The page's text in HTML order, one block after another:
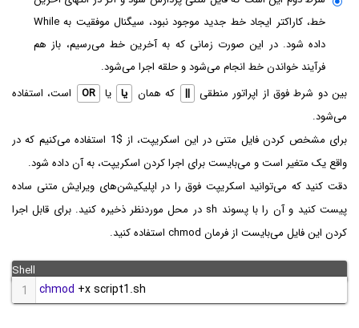
خط، کاراکتر ایجاد خط جدید موجود نبود، سیگنال موفقیت به While
داده شود. در این صورت زمانی که به آخرین خط می‌رسیم، باز هم
فرآیند خواندن خط انجام می‌شود و حلقه اجرا می‌شود.
بین دو شرط فوق از اپراتور منطقی || که همان یا یا OR
است، استفاده
می‌شود.
برای مشخص کردن فایل متنی در این اسکریپت، از $1 استفاده می‌کنیم که در
واقع یک متغیر است و می‌بایست برای اجرا کردن اسکریپت، به آن داده شود.
دقت کنید که می‌توانید اسکریپت فوق را در اپلیکیشن‌های ویرایش متنی ساده
پیست کنید و آن را با پسوند sh در محل موردنظر ذخیره کنید. برای قابل اجرا
کردن این فایل می‌بایست از فرمان chmod استفاده کنید.
1 chmod +x script1.sh